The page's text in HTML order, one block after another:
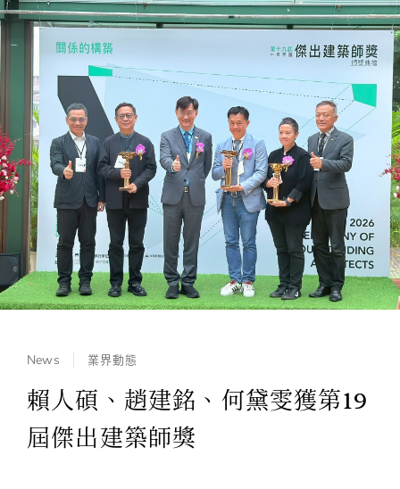
News 業界動態
賴人碩、趙建銘、何黛雯獲第19
屆傑出建築師獎